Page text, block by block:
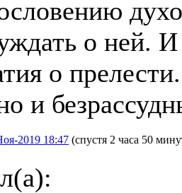
о ней.
о
и
2019 18:47 (спустя 2 часа 50